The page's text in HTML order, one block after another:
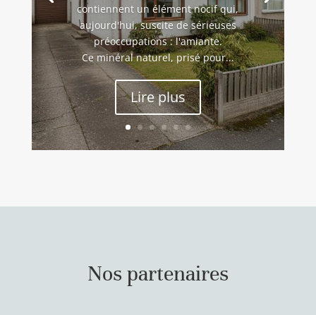
contiennent un élément nocif qui,
aujourd'hui, suscite de sérieuses
préoccupations : l'amiante.
Ce minéral naturel, prisé pour...
Lire plus
Nos partenaires